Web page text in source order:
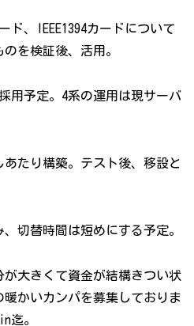
ド、IEEE1394カードについて
を検証後、活用。
用予定。4系の運用は現サーバ
たり構築。テスト後、移設と
切替時間は短めにする予定。
大きくて資金が結構きつい状
かいカンパを募集しておりま
迄。